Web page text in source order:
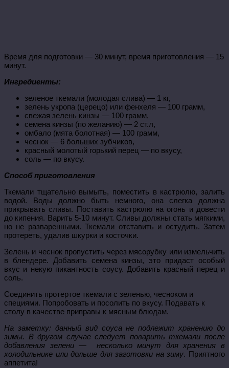
Время для подготовки — 30 минут, время приготовления — 15
минут.
Ингредиенты:
зеленое ткемали (молодая слива) — 1 кг,
зелень укропа (церецо) или фенхеля — 100 грамм,
свежая зелень кинзы — 100 грамм,
семена кинзы (по желанию) — 2 ст.л,
омбало (мята болотная) — 100 грамм,
чеснок — 6 больших зубчиков,
красный молотый горький перец — по вкусу,
соль — по вкусу.
Способ приготовления
Ткемали тщательно вымыть, поместить в кастрюлю, залить
водой. Воды должно быть немного, она слегка должна
прикрывать сливы. Поставить кастрюлю на огонь и довести
до кипения. Варить 5-10 минут. Сливы должны стать мягкими,
но не разваренными. Ткемали отставить и остудить. Затем
протереть, удалив шкурки и косточки.
Зелень и чеснок пропустить через мясорубку или измельчить
в блендере. Добавить семена кинзы, это придаст особый
вкус и некую пикантность соусу. Добавить красный перец и
соль.
Соединить протертое ткемали с зеленью, чесноком и
специями. Попробовать и посолить по вкусу. Подавать к
столу в качестве приправы к мясным блюдам.
На заметку: данный вид соуса не подлежит хранению до
зимы. В другом случае следует поварить ткемали после
добавления зелени — несколько минут для хранения в
холодильнике или дольше для заготовки на зиму. Приятного
аппетита!